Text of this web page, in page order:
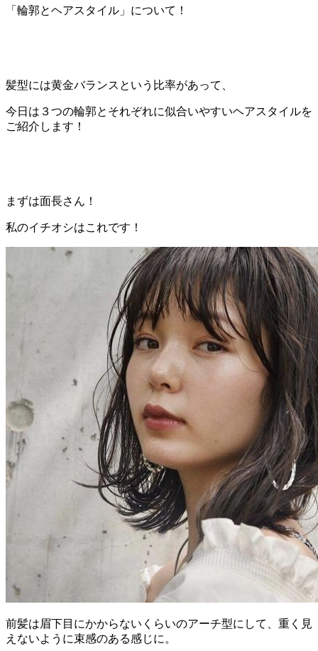
「輪郭とヘアスタイル」について！
髪型には黄金バランスという比率があって、
今日は３つの輪郭とそれぞれに似合いやすいヘアスタイルを
ご紹介します！
まずは面長さん！
私のイチオシはこれです！
前髪は眉下目にかからないくらいのアーチ型にして、重く見
えないように束感のある感じに。